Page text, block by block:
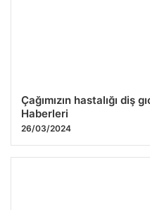
Çağımızın hastalığı diş
Haberleri
26/03/2024